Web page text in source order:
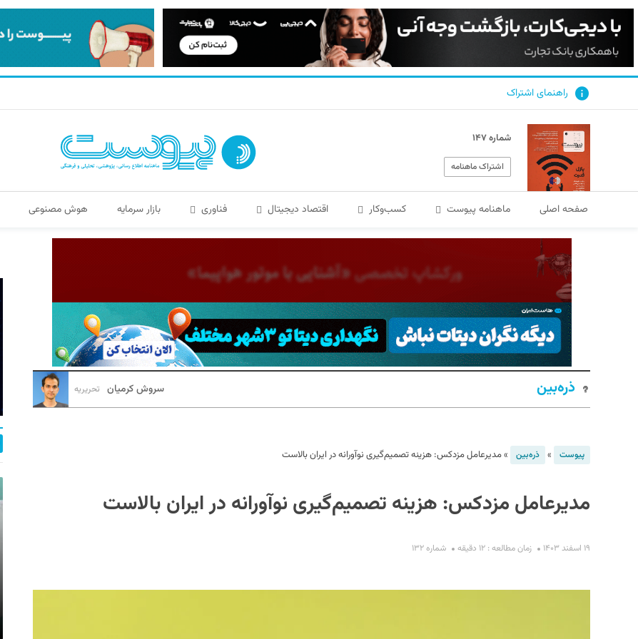
راهنمای اشتراک
شماره ۱۴۷
اشتراک ماهنامه
صفحه اصلی ماهنامه پیوست کسب‌و‌کار اقتصاد دیجیتال فناوری بازار سرمایه هوش مصنوعی
ذره‌بین سروش کرمیان تحریریه
پیوست » ذره‌بین »مدیرعامل مزدکس: هزینه تصمیم‌گیری نوآورانه در ایران بالاست
مدیرعامل مزدکس: هزینه تصمیم‌گیری نوآورانه در ایران بالاست
۱۹ اسفند ۱۴۰۳ زمان مطالعه : ۱۲ دقیقه شماره ۱۳۲